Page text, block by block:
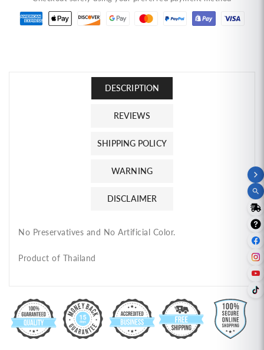
Beef
Flavor
Paste
Beef
Flavor
Paste
DESCRIPTION
REVIEWS
SHIPPING POLICY
WARNING
DISCLAIMER
No Preservatives and No Artificial Color.
Product of Thailand